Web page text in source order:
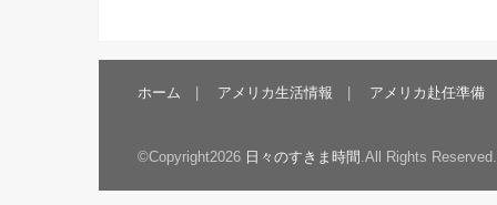
ホーム アメリカ生活情報 アメリカ赴任準備
©Copyright2026 日々のすきま時間 .All Rights Reserved.